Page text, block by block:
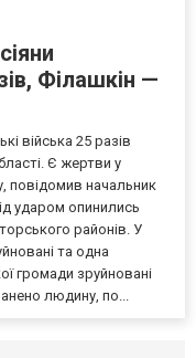
Філашкін —
війська 25 разів
Є жертви у
повідомив начальник
ударом опинились
районів. У
та одна
громади зруйновані
людину, по...